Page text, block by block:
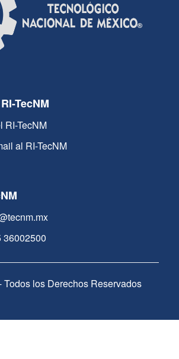
TecNM
RI-TecNM
al RI-TecNM
36002500
Todos los Derechos Reservados